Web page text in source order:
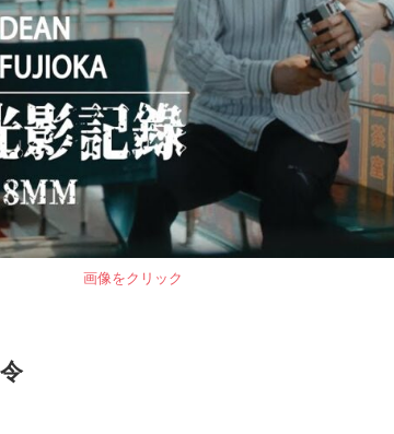
画像をクリック